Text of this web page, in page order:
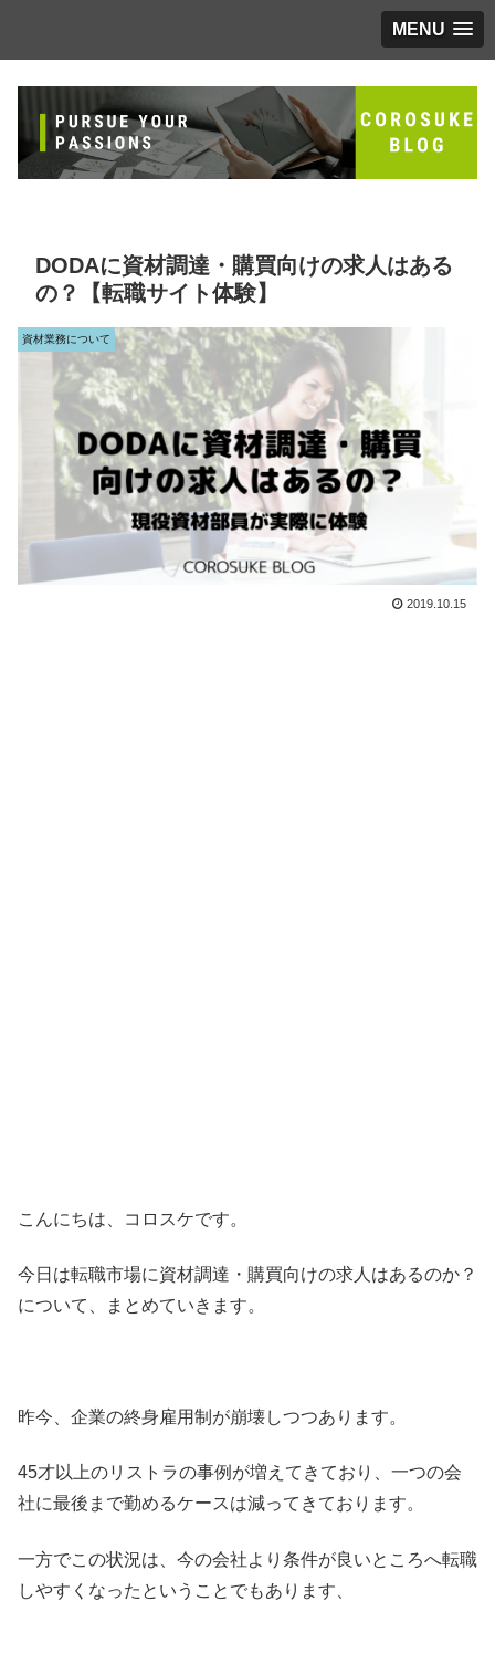
MENU
DODAに資材調達・購買向けの求人はある
の？【転職サイト体験】
資材業務について
2019.10.15
こんにちは、コロスケです。
今日は転職市場に資材調達・購買向けの求人はあるのか？
について、まとめていきます。
昨今、企業の終身雇用制が崩壊しつつあります。
45才以上のリストラの事例が増えてきており、一つの会
社に最後まで勤めるケースは減ってきております。
一方でこの状況は、今の会社より条件が良いところへ転職
しやすくなったということでもあります、